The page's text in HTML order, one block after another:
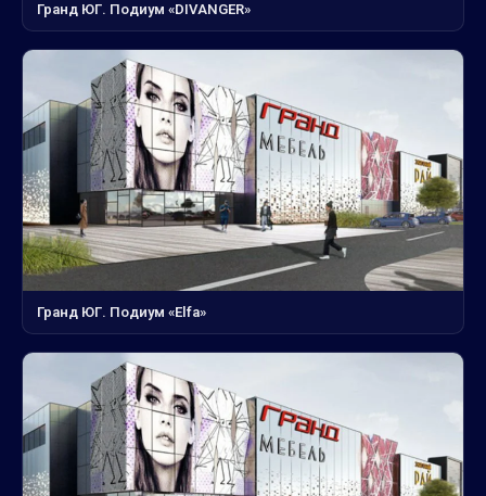
Гранд ЮГ. Подиум «DIVANGER»
Гранд ЮГ. Подиум «Elfa»